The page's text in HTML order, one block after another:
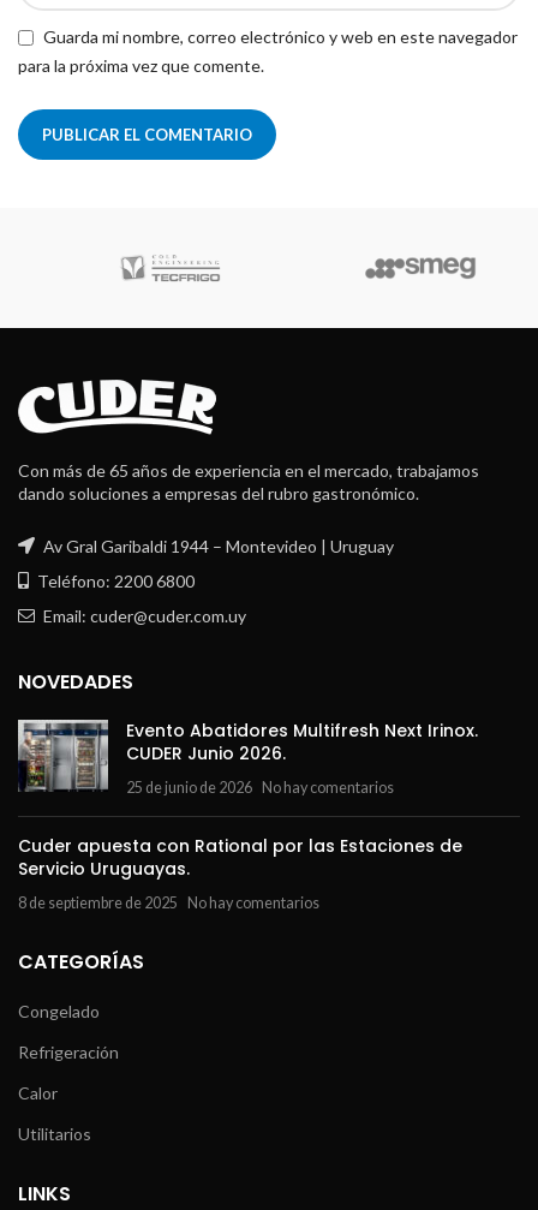
Guarda mi nombre, correo electrónico y web en este navegador
para la próxima vez que comente.
Robot Coupe
Con más de 65 años de experiencia en el mercado, trabajamos
dando soluciones a empresas del rubro gastronómico.
Av Gral Garibaldi 1944 – Montevideo | Uruguay
Teléfono: 2200 6800
Email: cuder@cuder.com.uy
NOVEDADES
Evento Abatidores Multifresh Next Irinox.
CUDER Junio 2026.
25 de junio de 2026 No hay comentarios
Cuder apuesta con Rational por las Estaciones de
Servicio Uruguayas.
8 de septiembre de 2025 No hay comentarios
CATEGORÍAS
Congelado
Refrigeración
Calor
Utilitarios
LINKS